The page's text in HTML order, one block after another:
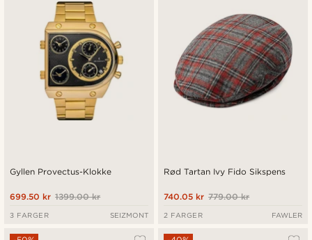
Gyllen Provectus-Klokke
1399.00 kr
699.50 kr
3 FARGER SEIZMONT
Rød Tartan Ivy Fido Sikspens
779.00 kr
740.05 kr
2 FARGER FAWLER